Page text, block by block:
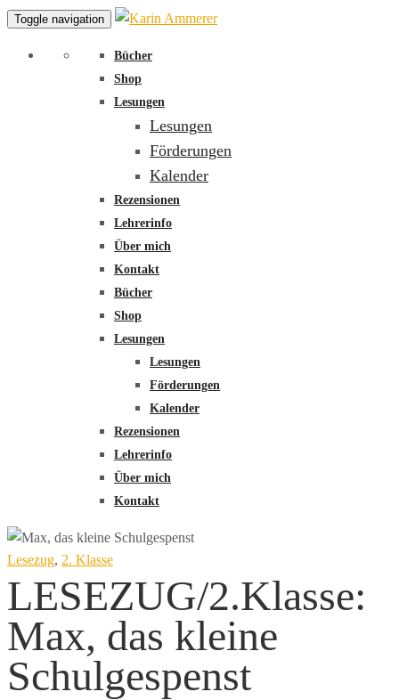
Toggle navigation
Bücher
Shop
Lesungen
Lesungen
Förderungen
Kalender
Rezensionen
Lehrerinfo
Über mich
Kontakt
Bücher
Shop
Lesungen
Lesungen
Förderungen
Kalender
Rezensionen
Lehrerinfo
Über mich
Kontakt
Lesezug, 2. Klasse
LESEZUG/2.Klasse:
Max, das kleine
Schulgespenst